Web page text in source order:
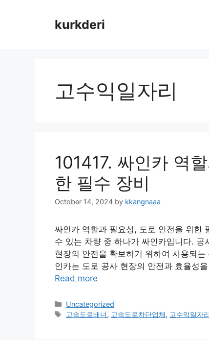
kurkderi
고수익일자리
101417. 싸인카 역
한 필수 장비
October 14, 2024 by kkangnaaa
싸인카 역할과 필요성, 도로 안전을 위한
수 있는 차량 중 하나가 싸인카입니다.
현장의 안전을 확보하기 위하여 사용되
인카는 도로 공사 현장의 안전과 효율성
Read more
Categories
Uncategorized
Tags
고속도로배너, 고속도로차단업체, 고수익일자리